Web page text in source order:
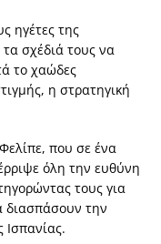
ηγέτες της
σχέδιά τους να
το χαώδες
η στρατηγική
που σε ένα
όλη την ευθύνη
τους για
διασπάσουν την
Ισπανίας.